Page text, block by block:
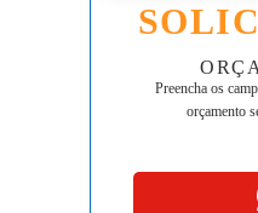
Preencha os
orçamento